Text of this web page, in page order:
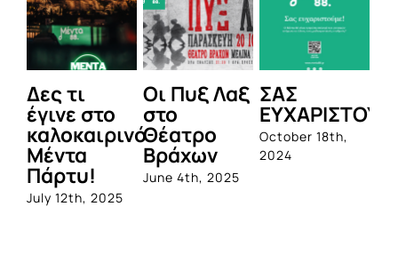
Δες τι
έγινε στο
καλοκαιρινό
Μέντα
Πάρτυ!
July 12th, 2025
Οι Πυξ Λαξ
στο
Θέατρο
Βράχων
June 4th, 2025
ΣΑΣ
October 18th,
2024